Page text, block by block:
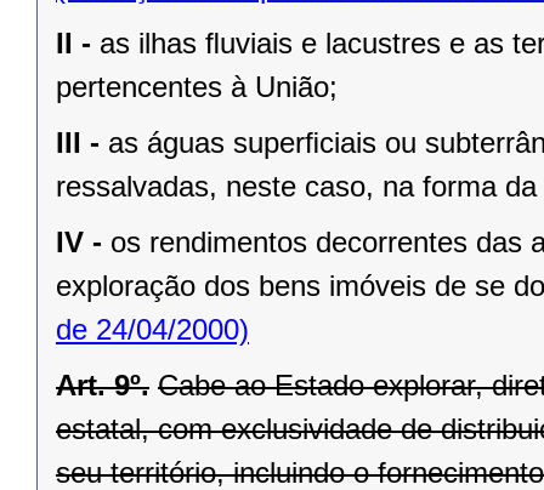
II - as ilhas ﬂuviais e lacustres e as
pertencentes à União;
III - as águas superﬁciais ou
ressalvadas, neste caso, na forma
IV - os rendimentos decorrentes das
exploração dos bens imóveis de se
de 24/04/2000)
Art. 9º. Cabe ao Estado explorar,
estatal, com exclusividade de
seu território, incluindo o